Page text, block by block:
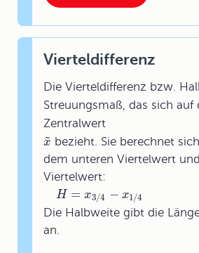
Vierteldifferenz
Die Vierteldifferenz bzw.
Streuungsmaß, das sich auf
Zentralwert
x
˜ bezieht. Sie berechnet
dem unteren Viertelwert
Viertelwert:
H = x3/4 − x1/4
Die Halbweite gibt die
an.